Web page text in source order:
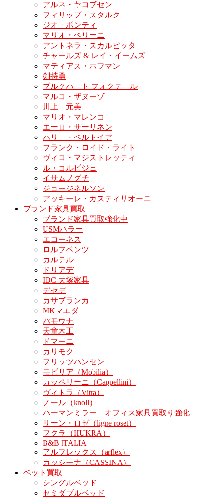
アルネ・ヤコブセン
フィリップ・スタルク
ジオ・ポンティ
マリオ・ベリーニ
アントネラ・スカルピッタ
チャールズ & レイ・イームズ
マティアス・ホフマン
剣持勇
ブルクハート フォクテール
マルコ・ザヌーゾ
川上 元美
マリオ・マレンコ
エーロ・サーリネン
ハリー・ベルトイア
フランク・ロイド・ライト
ヴィコ・マジストレッティ
ル・コルビジェ
イサムノグチ
ジョージネルソン
アッキーレ・カスティリオーニ
ブランド家具買取
ブランド家具買取強化中
USMハラー
エコーネス
ロルフベンツ
カルテル
ドリアデ
IDC 大塚家具
デセデ
カサブランカ
MKマエダ
パモウナ
天童木工
ドマーニ
カリモク
フリッツハンセン
モビリア（Mobilia）
カッペリーニ（Cappellini）
ヴィトラ（Vitra）
ノール（knoll）
ハーマンミラー オフィス家具買取り強化
リーン・ロゼ（ligne roset）
フクラ（HUKRA）
B&B ITALIA
アルフレックス（arflex）
カッシーナ（CASSINA）
ベット買取
シングルベッド
セミダブルベッド